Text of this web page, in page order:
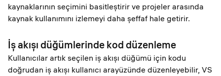
kaynaklarının seçimini basitleştirir ve projeler arasında
kaynak kullanımını izlemeyi daha şeffaf hale getirir.
İş akışı düğümlerinde kod düzenleme
Kullanıcılar artık seçilen iş akışı düğümü için kodu
doğrudan iş akışı kullanıcı arayüzünde düzenleyebilir, VS